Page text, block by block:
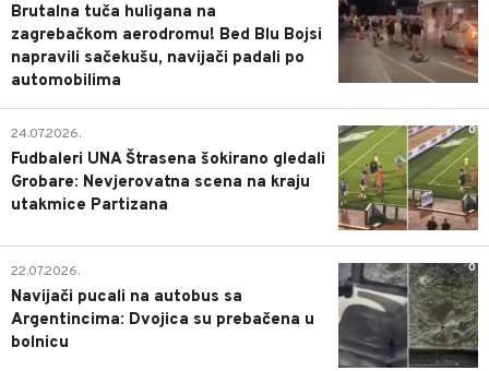
Brutalna tuča huligana na
zagrebačkom aerodromu! Bed Blu Bojsi
napravili sačekušu, navijači padali po
automobilima
0
24.07.2026.
Fudbaleri UNA Štrasena šokirano gledali
Grobare: Nevjerovatna scena na kraju
utakmice Partizana
0
22.07.2026.
Navijači pucali na autobus sa
Argentincima: Dvojica su prebačena u
bolnicu